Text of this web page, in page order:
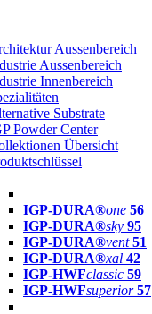
Aussenbereich
Aussenbereich
Innenbereich
Substrate
Powder Center
Übersicht
IGP-DURA®one 56
IGP-DURA®sky 95
IGP-DURA®vent 51
IGP-DURA®xal 42
IGP-HWFclassic 59
IGP-HWFsuperior 57